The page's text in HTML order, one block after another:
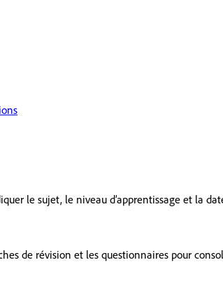
le sujet, le niveau d’apprentissage et la
de révision et les questionnaires pour